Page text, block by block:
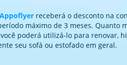
Appoflyer receberá o desconto na
máximo de 3 meses. Quanto
poderá utilizá-lo para renovar,
seu sofá ou estofado em geral.